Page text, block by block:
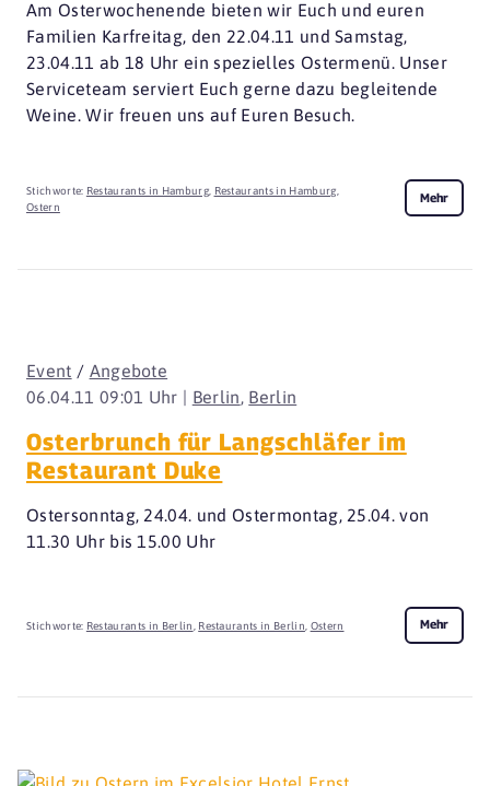
Am Osterwochenende bieten wir Euch und euren
Familien Karfreitag, den 22.04.11 und Samstag,
23.04.11 ab 18 Uhr ein spezielles Ostermenü. Unser
Serviceteam serviert Euch gerne dazu begleitende
Weine. Wir freuen uns auf Euren Besuch.
Stichworte: Restaurants in Hamburg, Restaurants in Hamburg
Ostern
Mehr
06.04.11 09:01 Uhr | Berlin, Berlin
Event / Angebote
Osterbrunch für Langschläfer im
Restaurant Duke
Ostersonntag, 24.04. und Ostermontag, 25.04. von
11.30 Uhr bis 15.00 Uhr
Stichworte: Restaurants in Berlin Restaurants in Berlin Ostern Mehr